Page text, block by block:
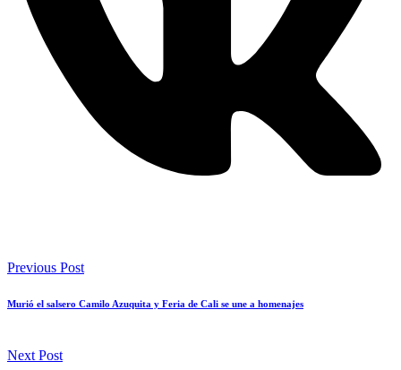
Previous Post
Murió el salsero Camilo Azuquita y Feria de Cali se une a homenajes
Next Post